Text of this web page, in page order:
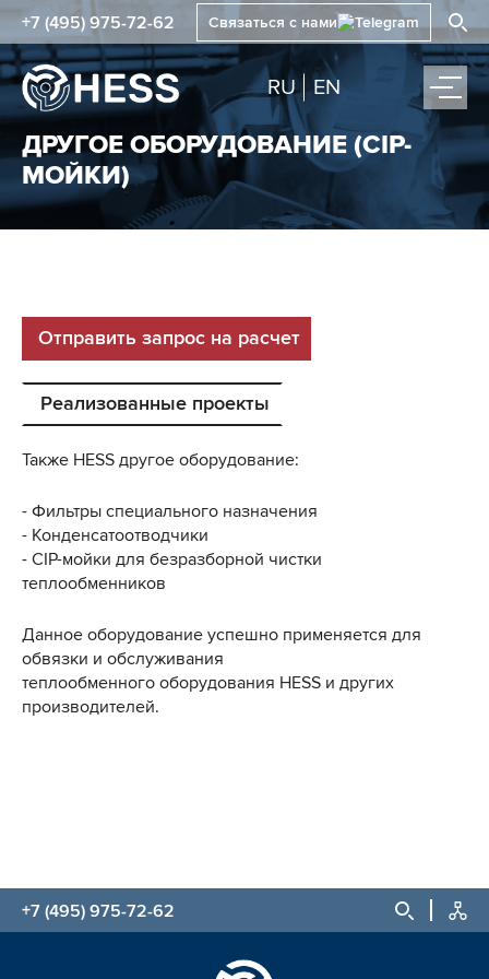
+7 (495) 975-72-62 Связаться с нами
RU EN
ДРУГОЕ ОБОРУДОВАНИЕ (CIP-
МОЙКИ)
Отправить запрос на расчет
Реализованные проекты
Также HESS другое оборудование:
- Фильтры специального назначения
- Конденсатоотводчики
- CIP-мойки для безразборной чистки
теплообменников
Данное оборудование успешно применяется для
обвязки и обслуживания
теплообменного оборудования HESS и других
производителей.
+7 (495) 975-72-62